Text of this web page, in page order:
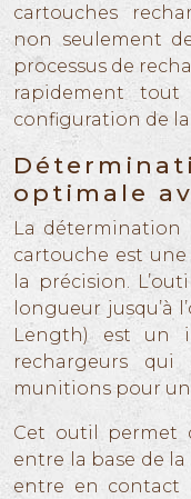
cartouches
non seulement
processus de
rapidement
configuration de
optimale
La
cartouche est
la précision.
longueur jusqu’à
Length) est un
rechargeurs
munitions pour
Cet outil permet
entre la base de
entre en contact